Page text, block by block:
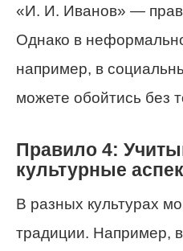
«И. И. Иванов» —
Однако в
например, в
можете обойтись без
Правило 4:
культурные
В разных культурах
традиции. Например,